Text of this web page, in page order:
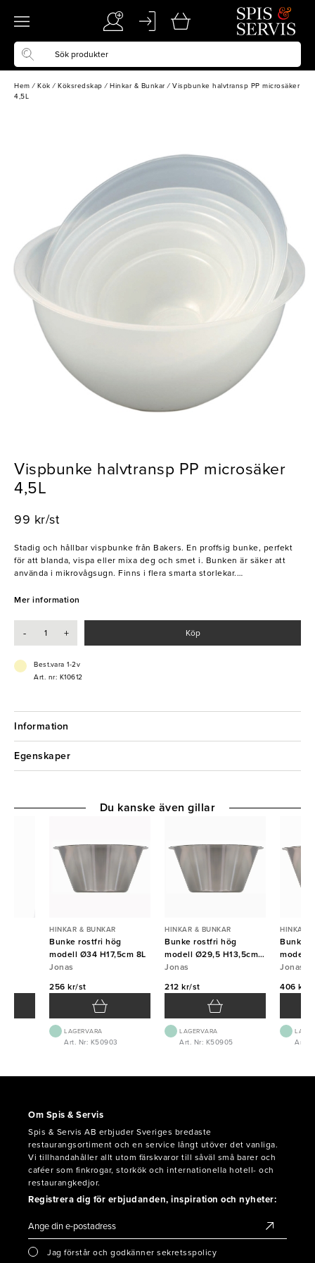
Hem / Kök / Köksredskap / Hinkar & Bunkar / Vispbunke halvtransp PP microsäker
4,5L
Vispbunke halvtransp PP microsäker
4,5L
99 kr/st
Stadig och hållbar vispbunke från Bakers. En proffsig bunke, perfekt
för att blanda, vispa eller mixa deg och smet i. Bunken är säker att
använda i mikrovågsugn. Finns i flera smarta storlekar.
- Volym: 4,5 liter
Mer information
- + Köp
Best.vara 1-2v
Art. nr: K10612
Information
Egenskaper
HINKAR & BUNKAR
Bunke rostfri hög
modell Ø34 H17,5cm 8L
Jonas
256 kr/st
LAGERVARA
Art. Nr: K50903
HINKAR & BUNKAR
Bunke rostfri hög
modell Ø29,5 H13,5cm
5L
Jonas
212 kr/st
LAGERVARA
Art. Nr: K50905
HINKAR
Bunke
modell
Jonas
406 kr/
Art.
Du kanske även gillar
Om Spis & Servis
Spis & Servis AB erbjuder Sveriges bredaste
restaurangsortiment och en service långt utöver det vanliga.
Vi tillhandahåller allt utom färskvaror till såväl små barer och
caféer som finkrogar, storkök och internationella hotell- och
restaurangkedjor.
Registrera dig för erbjudanden, inspiration och nyheter:
Jag förstår och godkänner sekretsspolicy